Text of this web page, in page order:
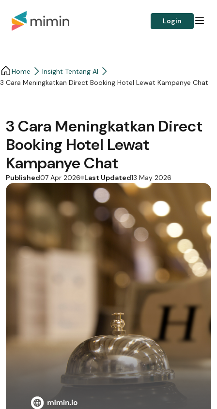
Login
Home
Insight Tentang AI
3 Cara Meningkatkan Direct Booking Hotel Lewat Kampanye Chat
3 Cara Meningkatkan Direct
Booking Hotel Lewat
Kampanye Chat
Published07 Apr 2026 Last Updated13 May 2026